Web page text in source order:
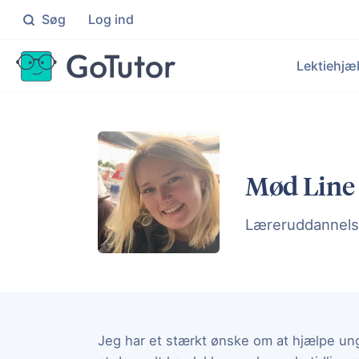
Søg Log ind
Målrettet hjælp til elever på
Få
Mød Line
Jeg har et stærkt ønske om at hjælpe